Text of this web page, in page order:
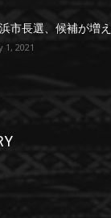
市長選、候補が増
1, 2021